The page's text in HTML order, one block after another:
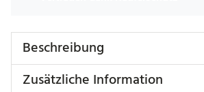
Beschreibung
Zusätzliche Information